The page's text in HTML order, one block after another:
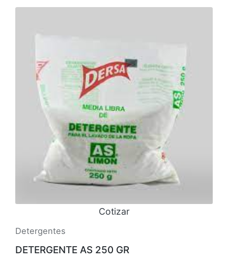
Cotizar
Detergentes
DETERGENTE AS 250 GR